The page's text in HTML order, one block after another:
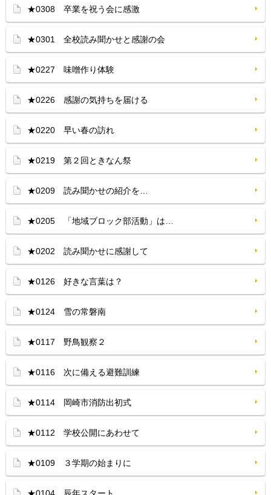
★0308 卒業を祝う会に感激
★0301 全校読み聞かせと感謝の会
★0227 味噌作り体験
★0226 感謝の気持ちを届ける
★0220 早い春の訪れ
★0219 第２回ときなん祭
★0209 読み聞かせの紹介を…
★0205 「地域ブロック部活動」は…
★0202 読み聞かせに感謝して
★0126 好きな言葉は？
★0124 雪の常磐南
★0117 野鳥観察２
★0116 次に備える避難訓練
★0114 岡崎市消防出初式
★0112 学校公開にあわせて
★0109 ３学期の始まりに